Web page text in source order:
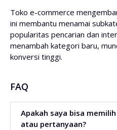
Toko e-commerce
ini membantu menamai
popularitas pencarian dan
menambah kategori baru,
konversi tinggi.
FAQ
Apakah saya bisa
atau pertanyaan?